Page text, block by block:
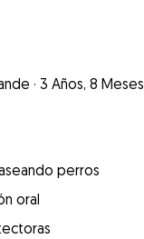
· 3 Años, 8 Meses
perros
oral